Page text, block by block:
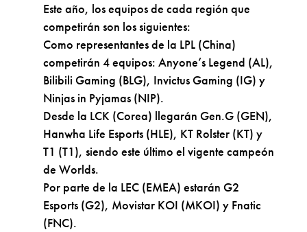
Este año, los equipos de cada región que
competirán son los siguientes:
Como representantes de la LPL (China)
competirán 4 equipos: Anyone’s Legend (AL),
Bilibili Gaming (BLG), Invictus Gaming (IG) y
Ninjas in Pyjamas (NIP).
Desde la LCK (Corea) llegarán Gen.G (GEN),
Hanwha Life Esports (HLE), KT Rolster (KT) y
T1 (T1), siendo este último el vigente campeón
de Worlds.
Por parte de la LEC (EMEA) estarán G2
Esports (G2), Movistar KOI (MKOI) y Fnatic
(FNC).